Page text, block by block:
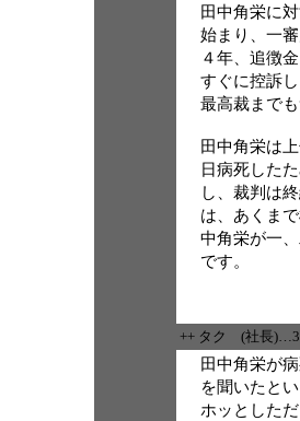
田中角栄に
始まり、一
４年、追徴
すぐに控訴
最高裁まで
田中角栄は
日病死した
し、裁判は
は、あくま
中角栄が一
です。
++ タク (社長
田中角栄が
を聞いたと
ホッとした